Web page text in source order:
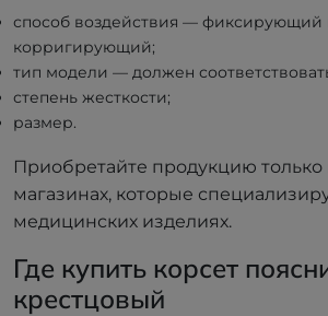
способ воздействия — фиксирующий
корригирующий;
тип модели — должен
степень жесткости;
размер.
Приобретайте продукцию
магазинах, которые
медицинских изделиях.
Где купить корсет
крестцовый